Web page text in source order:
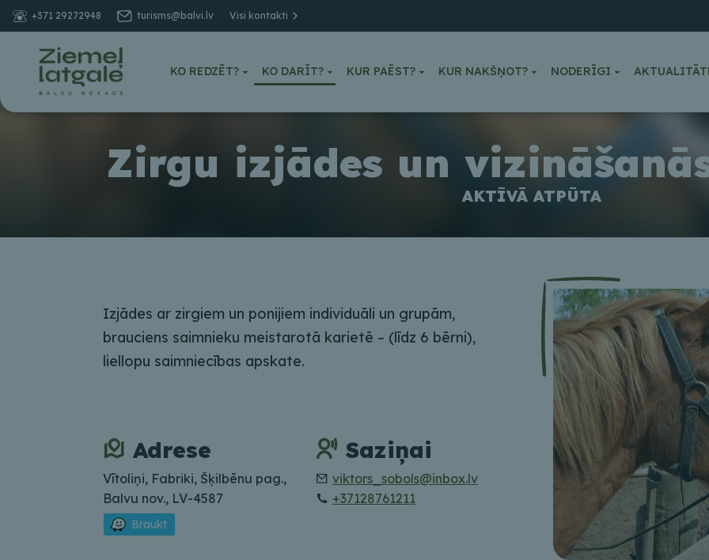
+371 29272948 turisms@balvi.lv Visi kontakti
KO REDZĒT? KO DARĪT? KUR PAĒST? KUR NAKŠŅOT? NODERĪGI
Zirgu izjādes un
AKTĪVĀ ATPŪTA
Izjādes ar zirgiem un ponijiem individuāli un grupām,
brauciens saimnieku meistarotā karietē – (līdz 6 bērni),
liellopu saimniecības apskate.
Adrese
Vītoliņi, Fabriki, Šķilbēnu pag.,
Balvu nov., LV-4587
Braukt
Saziņai
viktors_sobols@inbox.lv
+37128761211